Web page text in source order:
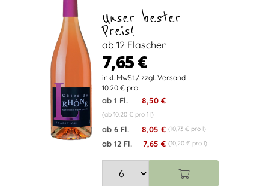
Unser bester
Preis!
ab 12 Flaschen
7,65 €
10.20 € pro l
ab 1 Fl. 8,50 €
(ab 10,20 € pro 1 l)
ab 6 Fl. 8,05 € (10,73 € pro l)
ab 12 Fl. 7,65 € (10,20 € pro l)